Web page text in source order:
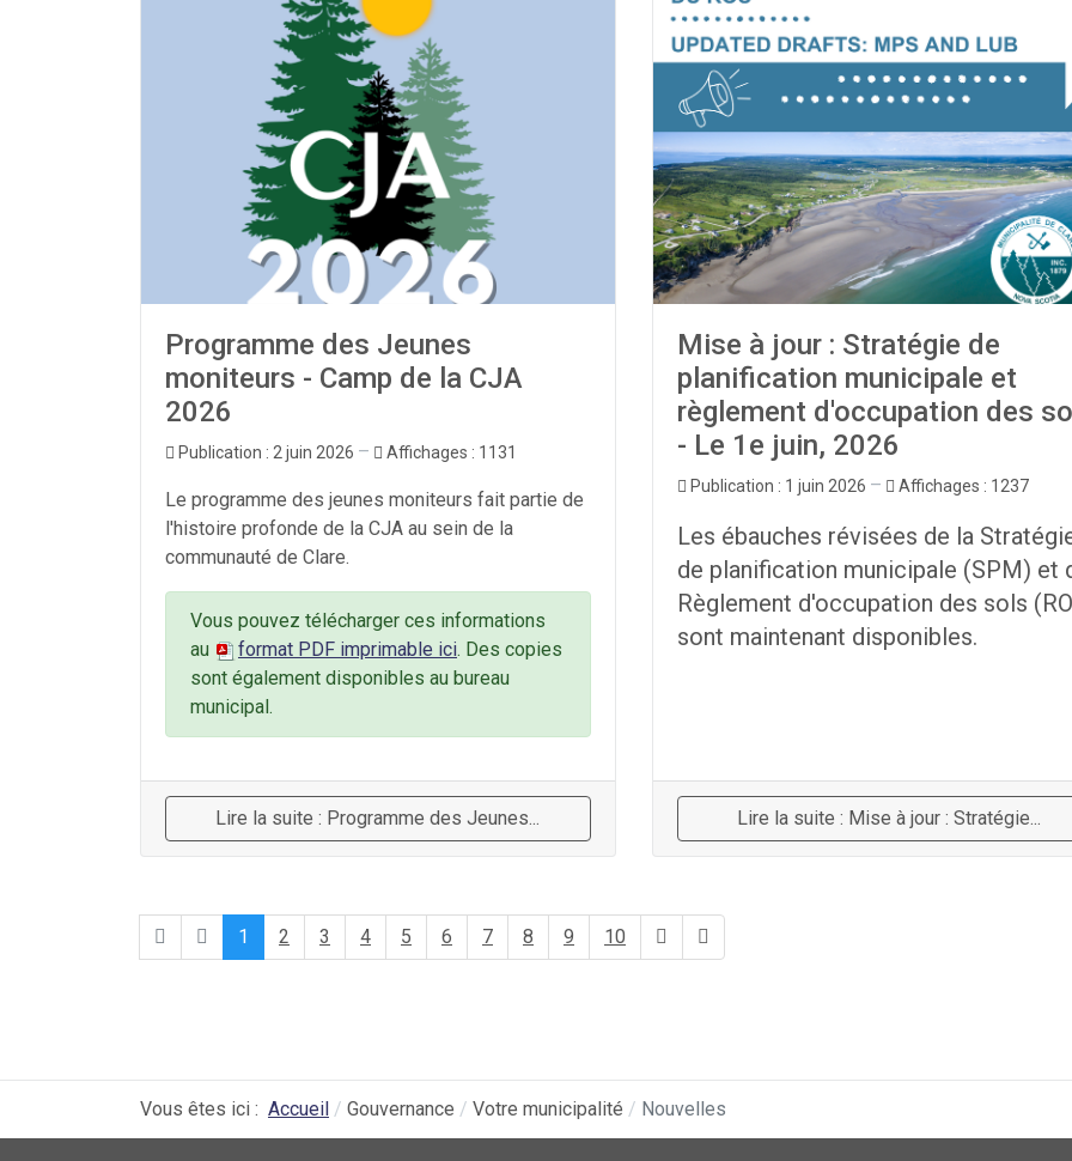
Programme des Jeunes
moniteurs - Camp de la CJA
2026
Publication : 2 juin 2026 Affichages : 1131
Le programme des jeunes moniteurs fait partie de
l'histoire profonde de la CJA au sein de la
communauté de Clare.
Vous pouvez télécharger ces informations
au
format PDF imprimable ici. Des copies
sont également disponibles au bureau
municipal.
Lire la suite : Programme des Jeunes...
Mise à jour : Stratégie de
planification municipale et
règlement d'occupation des
- Le 1e juin, 2026
Publication : 1 juin 2026 Affichages : 1237
Les ébauches révisées de la
de planification municipale (SPM) et
Règlement d'occupation des sols
sont maintenant disponibles.
Lire la suite : Mise à jour : Stratégie...
1 2 3 4 5 6 7 8 9 10
Vous êtes ici : Accueil Gouvernance Votre municipalité Nouvelles